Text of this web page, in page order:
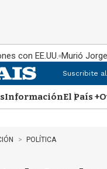
con EE.UU. Murió
Suscribite al
InformaciónEl País +
POLÍTICA